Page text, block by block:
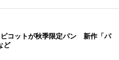
コットが秋季限定パン 新作「パ
ど